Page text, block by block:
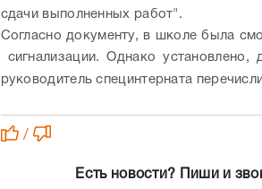
сдачи выполненных работ".
Согласно документу, в школе была
сигнализации. Однако
руководитель специнтерната
/
Есть новости? Пиши и